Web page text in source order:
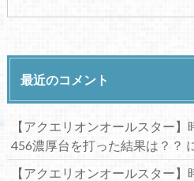
最近のコメント
【アクエリオンオールスター
456濃厚台を打った結果は？？
【アクエリオンオールスター